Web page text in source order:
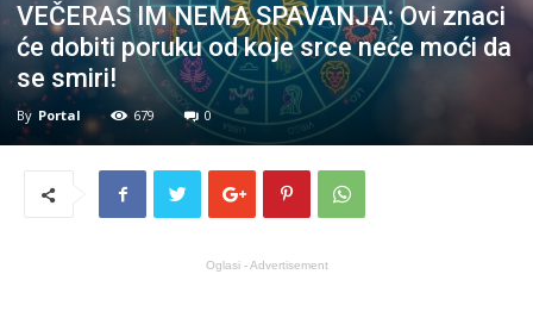
VEČERAS IM NEMA SPAVANJA: Ovi znaci
će dobiti poruku od koje srce neće moći da
se smiri!
By Portal 679 0
Oglasi - Advertisement